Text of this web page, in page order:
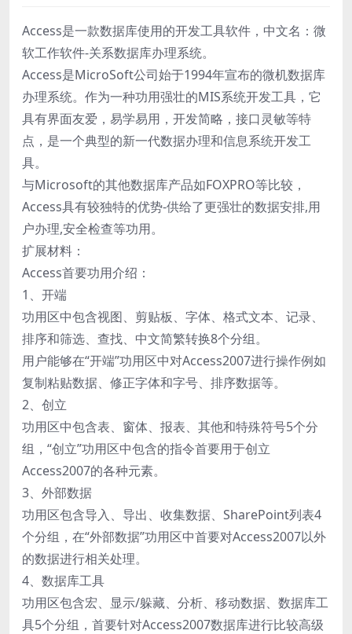
Access是一款数据库使用的开发工具软件，中文名：微
软工作软件-关系数据库办理系统。
Access是MicroSoft公司始于1994年宣布的微机数据库
办理系统。作为一种功用强壮的MIS系统开发工具，它
具有界面友爱，易学易用，开发简略，接口灵敏等特
点，是一个典型的新一代数据办理和信息系统开发工
具。
与Microsoft的其他数据库产品如FOXPRO等比较，
Access具有较独特的优势-供给了更强壮的数据安排,用
户办理,安全检查等功用。
扩展材料：
Access首要功用介绍：
1、开端
功用区中包含视图、剪贴板、字体、格式文本、记录、
排序和筛选、查找、中文简繁转换8个分组。
用户能够在“开端”功用区中对Access2007进行操作例如
复制粘贴数据、修正字体和字号、排序数据等。
2、创立
功用区中包含表、窗体、报表、其他和特殊符号5个分
组，“创立”功用区中包含的指令首要用于创立
Access2007的各种元素。
3、外部数据
功用区包含导入、导出、收集数据、SharePoint列表4
个分组，在“外部数据”功用区中首要对Access2007以外
的数据进行相关处理。
4、数据库工具
功用区包含宏、显示/躲藏、分析、移动数据、数据库工
具5个分组，首要针对Access2007数据库进行比较高级